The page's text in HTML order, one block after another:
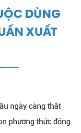
DÙNG
XUẤT
ngày càng thắt
phương thức đóng